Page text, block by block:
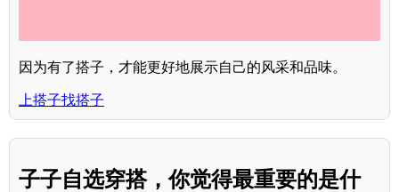
因为有了搭子，才能更好地展示自己的风采和品味。
上搭子找搭子
子子自选穿搭，你觉得最重要的是什